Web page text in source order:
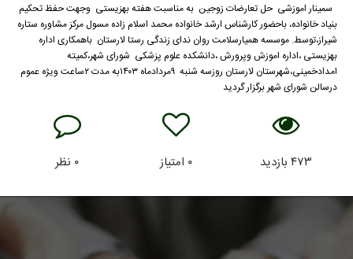
سمینار اموزشی حل تعارضات زوجین به مناسبت هفته بهزیستی وجهت حفظ تحکیم
بنیاد خانواده، باحضور کارشناس ارشد خانواده محمد اسلام زاده مسول مرکز مشاوره ستاره
شیراز،توسط. موسسه همیارسلامت روان ندای زندگی رستا لارستان باهمکاری اداره
بهزیستی ،اداره اموزش وپرورش ،دانشکده علوم پزشکی شورای شهر،کمیته
امدادخمینی،شهرستان لارستان روزسه شنبه ۹مردادماه ۱۴۰۳به مدت ۲ساعت ویژه عموم
درسالن شورای شهر برگزار گردید
۴۷۳ بازدید ۰ امتیاز ۰ نظر